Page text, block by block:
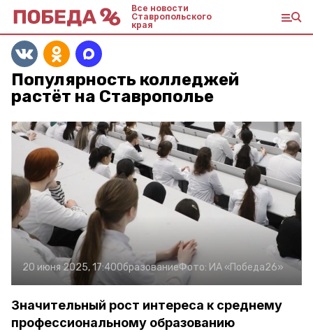
Все новости
Ставропольского
края
Популярность колледжей
растёт на Ставрополье
20 июня 2025, 17:40ОбразованиеФото: ИА «Победа26»
Значительный рост интереса к среднему
профессиональному образованию